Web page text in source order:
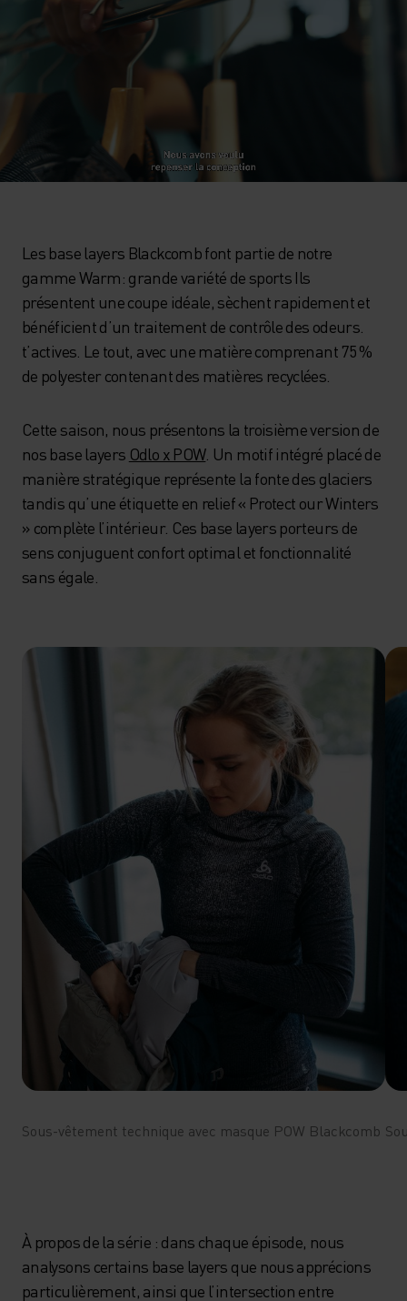
Les base layers Blackcomb font partie de notre
gamme Warm: grande variété de sports Ils
présentent une coupe idéale, sèchent rapidement et
bénéficient d’un traitement de contrôle des odeurs.
t’actives. Le tout, avec une matière comprenant 75 %
de polyester contenant des matières recyclées.
Cette saison, nous présentons la troisième version de
nos base layers Odlo x POW. Un motif intégré placé de
manière stratégique représente la fonte des glaciers
tandis qu’une étiquette en relief « Protect our Winters
» complète l’intérieur. Ces base layers porteurs de
sens conjuguent confort optimal et fonctionnalité
sans égale.
Sous-vêtement technique avec masque POW Blackcomb
À propos de la série : dans chaque épisode, nous
analysons certains base layers que nous apprécions
particulièrement, ainsi que l’intersection entre